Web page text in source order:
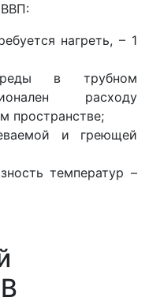
нагреть, – 1
в трубном
расходу
пространстве;
и греющей
температур –